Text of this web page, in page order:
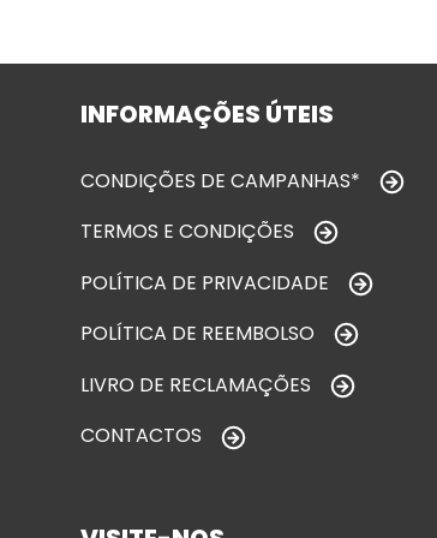
INFORMAÇÕES ÚTEIS
CONDIÇÕES DE CAMPANHAS*
TERMOS E CONDIÇÕES
POLÍTICA DE PRIVACIDADE
POLÍTICA DE REEMBOLSO
LIVRO DE RECLAMAÇÕES
CONTACTOS